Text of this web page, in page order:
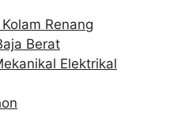
Renang
Berat
Elektrikal